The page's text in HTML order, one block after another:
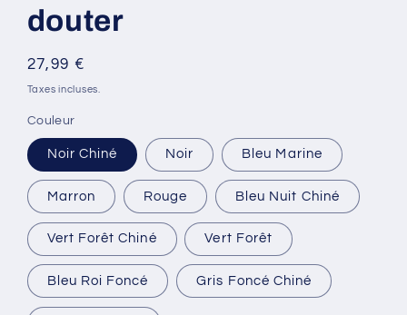
douter
Prix
habituel
27,99 €
Taxes incluses.
Couleur
Noir Chiné Noir Bleu Marine
Marron Rouge Bleu Nuit Chiné
Vert Forêt Chiné Vert Forêt
Bleu Roi Foncé Gris Foncé Chiné